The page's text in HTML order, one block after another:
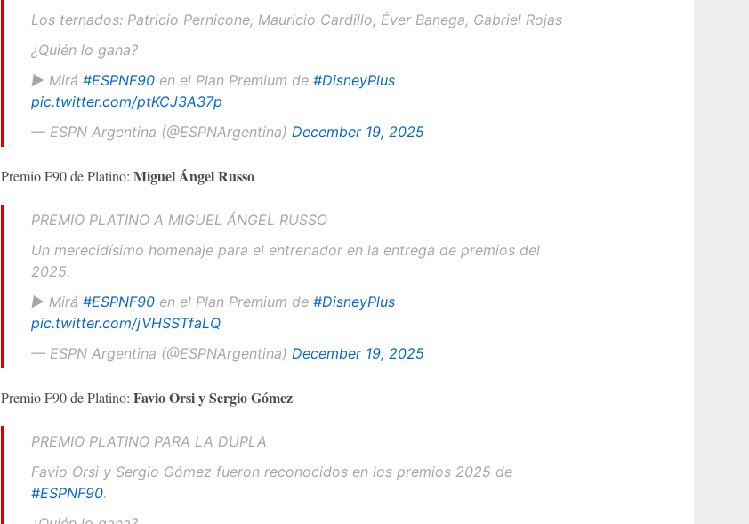
Los ternados: Patricio Pernicone, Mauricio Cardillo, Éver Banega, Gabriel Rojas
¿Quién lo gana?
▶️ Mirá #ESPNF90en el Plan Premium de #DisneyPlus
pic.twitter.com/ptKCJ3A37p
— ESPN Argentina (@ESPNArgentina) December 19, 2025
Premio F90 de Platino: Miguel Ángel Russo
PREMIO PLATINO A MIGUEL ÁNGEL RUSSO
Un merecidísimo homenaje para el entrenador en la entrega de premios del
2025.
▶️ Mirá #ESPNF90en el Plan Premium de #DisneyPlus
pic.twitter.com/jVHSSTfaLQ
— ESPN Argentina (@ESPNArgentina) December 19, 2025
Premio F90 de Platino: Favio Orsi y Sergio Gómez
PREMIO PLATINO PARA LA DUPLA
Favio Orsi y Sergio Gómez fueron reconocidos en los premios 2025 de
#ESPNF90.